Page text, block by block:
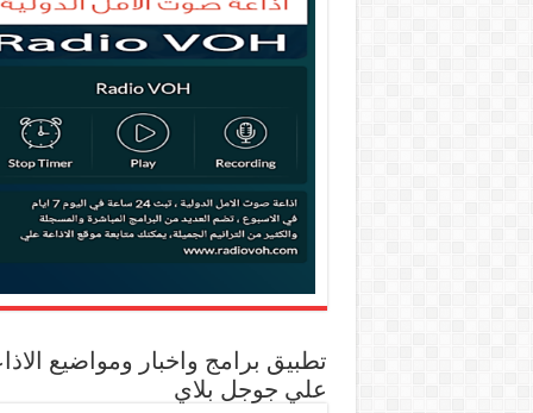
تطبيق برامج واخبار ومواضيع
علي جوجل بلاي